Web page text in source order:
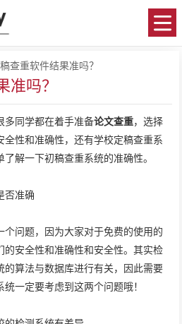
查重软件结果准吗？
吗？
同学都在着手准备论文查重，选择
性和准确性，还有学校定稿查重系
解一下初稿查重系统的准确性。
准确
问题，因为大家对于免费的使用的
的安全性和准确性和安全性。其实检
的算法与数据库进行有关，因此需要
一定要考虑到这两个问题哦！